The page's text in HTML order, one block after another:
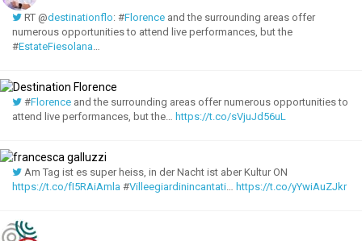
RT @destinationflo: #Florence and the surrounding areas offer
numerous opportunities to attend live performances, but the
#EstateFiesolana…
#Florence and the surrounding areas offer numerous opportunities to
attend live performances, but the… https://t.co/sVjuJd56uL
Am Tag ist es super heiss, in der Nacht ist aber Kultur ON
https://t.co/fI5RAiAmla #Villeegiardinincantati… https://t.co/yYwiAuZJkr